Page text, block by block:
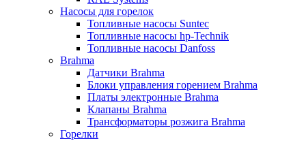
Насосы для горелок
Топливные насосы Suntec
Топливные насосы hp-Technik
Топливные насосы Danfoss
Brahma
Датчики Brahma
Блоки управления горением Brahma
Платы электронные Brahma
Клапаны Brahma
Трансформаторы розжига Brahma
Горелки